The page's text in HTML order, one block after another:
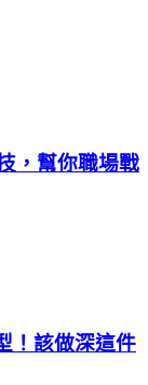
，幫你職場戰
！該做深這件